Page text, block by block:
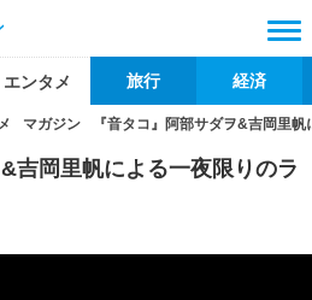
エンタメ 旅行 経済
マガジン 『音タコ』阿部サダヲ&吉岡里
吉岡里帆による一夜限りのラ